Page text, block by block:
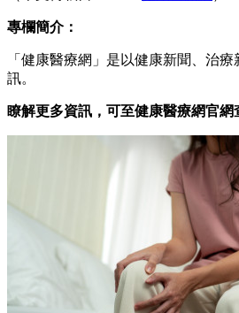
專欄簡介：
「健康醫療網」是以健康新聞、治
訊。
瞭解更多資訊，可至健康醫療網官網